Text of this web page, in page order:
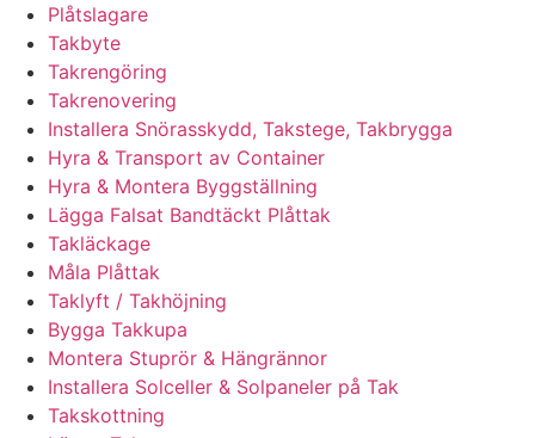
Plåtslagare
Takbyte
Takrengöring
Takrenovering
Installera Snörasskydd, Takstege, Takbrygga
Hyra & Transport av Container
Hyra & Montera Byggställning
Lägga Falsat Bandtäckt Plåttak
Takläckage
Måla Plåttak
Taklyft / Takhöjning
Bygga Takkupa
Montera Stuprör & Hängrännor
Installera Solceller & Solpaneler på Tak
Takskottning